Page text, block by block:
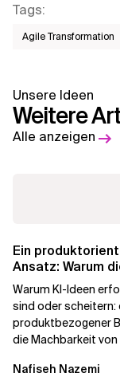
Tags:
Agile Transformation
Unsere Ideen
Weitere
Alle anzeigen
Ein
Ansatz: Warum
Machbarkeit von
darüber...
Warum KI-Ideen
sind oder scheitern:
produktbezogener
die Machbarkeit von
verarbeiten, und...
Nafiseh Nazemi